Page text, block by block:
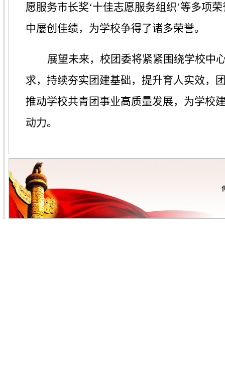
愿服务市长奖‘十佳志愿服务组织’等多项
中屡创佳绩，为学校争得了诸多荣誉。
展望未来，校团委将紧紧围绕学校中
求，持续夯实团建基础，提升育人实效，
推动学校共青团事业高质量发展，为学校
动力。